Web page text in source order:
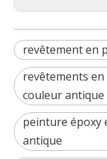
revêtement en
revêtements
couleur antique
peinture époxy
antique